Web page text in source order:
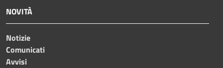
NOVITÀ
Notizie
Comunicati
Avvisi